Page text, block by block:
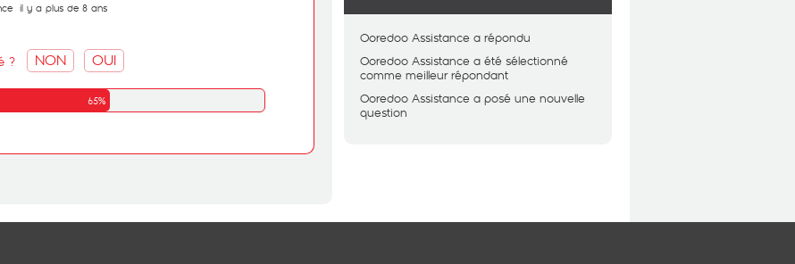
il y a plus de 8 ans
? NON OUI
65%
Ooredoo Assistance a répondu
Ooredoo Assistance a été sélectionné
comme meilleur répondant
Ooredoo Assistance a posé une nouvelle
question